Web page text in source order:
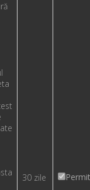
30 zile